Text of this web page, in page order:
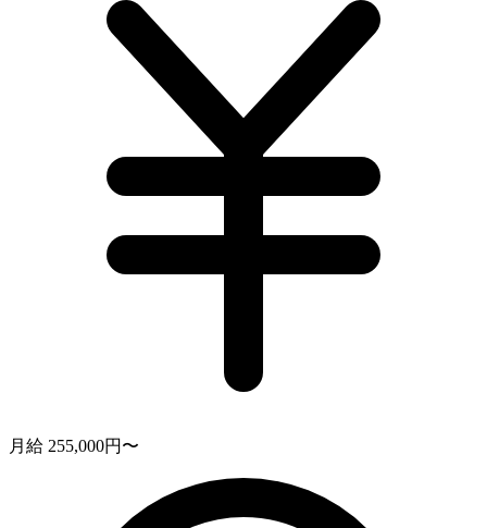
月給 255,000円〜